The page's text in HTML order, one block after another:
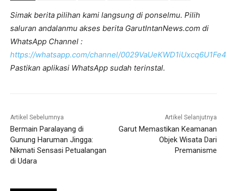
Simak berita pilihan kami langsung di ponselmu. Pilih
saluran andalanmu akses berita GarutIntanNews.com di
WhatsApp Channel :
https://whatsapp.com/channel/
Pastikan aplikasi WhatsApp sudah terinstal.
Artikel Sebelumnya
Bermain Paralayang di
Gunung Haruman Jingga:
Nikmati Sensasi Petualangan
di Udara
Artikel Selanjutnya
Garut Memastikan Keamanan
Objek Wisata Dari
Premanisme